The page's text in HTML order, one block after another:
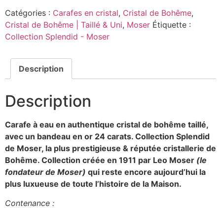
Catégories : Carafes en cristal, Cristal de Bohême,
Cristal de Bohême | Taillé & Uni, Moser Étiquette :
Collection Splendid - Moser
Description
Description
Carafe à eau en authentique cristal de bohême taillé,
avec un bandeau en or 24 carats. Collection Splendid
de Moser, la plus prestigieuse & réputée cristallerie de
Bohême. Collection créée en 1911 par Leo Moser (le
fondateur de Moser) qui reste encore aujourd’hui la
plus luxueuse de toute l’histoire de la Maison.
Contenance :